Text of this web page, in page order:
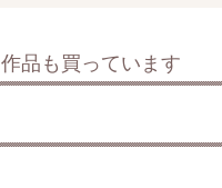
品も買っています